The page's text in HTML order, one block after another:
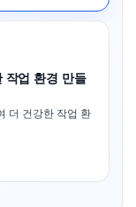
작업 환경 만들
더 건강한 작업 환